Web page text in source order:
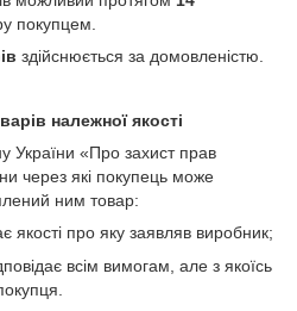
покупцем.
здійснюється за домовленістю.
належної якості
України «Про захист прав
через які покупець може
ним товар:
якості про яку заявляв виробник;
всім вимогам, але з якоїсь